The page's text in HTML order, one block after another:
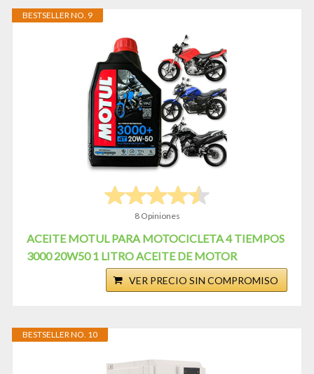
BESTSELLER NO. 9
8 Opiniones
ACEITE MOTUL PARA MOTOCICLETA 4 TIEMPOS
3000 20W50 1 LITRO ACEITE DE MOTOR
VER PRECIO SIN COMPROMISO
BESTSELLER NO. 10